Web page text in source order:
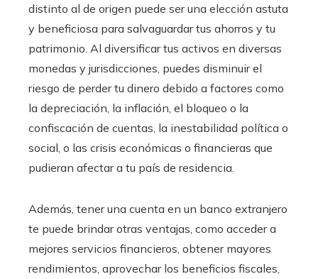
distinto al de origen puede ser una elección astuta
y beneficiosa para salvaguardar tus ahorros y tu
patrimonio. Al diversificar tus activos en diversas
monedas y jurisdicciones, puedes disminuir el
riesgo de perder tu dinero debido a factores como
la depreciación, la inflación, el bloqueo o la
confiscación de cuentas, la inestabilidad política o
social, o las crisis económicas o financieras que
pudieran afectar a tu país de residencia.
Además, tener una cuenta en un banco extranjero
te puede brindar otras ventajas, como acceder a
mejores servicios financieros, obtener mayores
rendimientos, aprovechar los beneficios fiscales,